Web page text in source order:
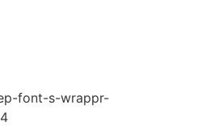
font-s-wrappr-